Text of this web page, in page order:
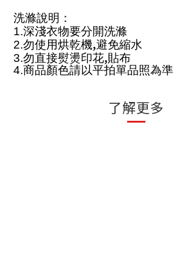
洗滌說明：
1.深淺衣物要分開洗滌
2.勿使用烘乾機,避免縮水
3.勿直接熨燙印花,貼布
4.商品顏色請以平拍單品照為準
了解更多